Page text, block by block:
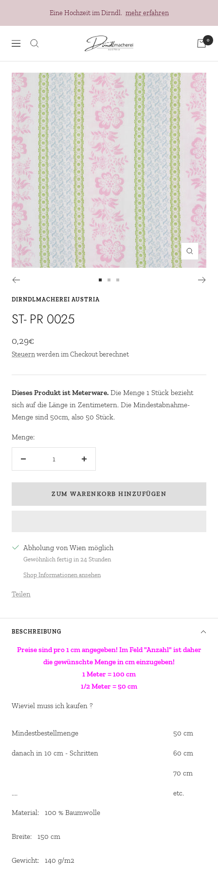
Eine Hochzeit im Dirndl. mehr erfahren
Navigation
Dirndlmacherei
Austria
0
Zoom
Slide
DIRNDLMACHEREI AUSTRIA
ST- PR 0025
Angebotspreis
0,29€
Steuernwerden im Checkout berechnet
Dieses Produkt ist Meterware. Die Menge 1 Stück bezieht
sich auf die Länge in Zentimetern. Die Mindestabnahme-
Menge sind 50cm, also 50 Stück.
Menge:
Menge
ZUM WARENKORB HINZUFÜGEN
Abholung von Wien möglich
Gewöhnlich fertig in 24 Stunden
Shop Informationen ansehen
Teilen
BESCHREIBUNG
Preise sind pro 1 cm angegeben! Im Feld "Anzahl" ist daher
die gewünschte Menge in cm einzugeben!
1 Meter = 100 cm
1/2 Meter = 50 cm
Wieviel muss ich kaufen ?
Mindestbestellmenge 50 cm
danach in 10 cm - Schritten 60 cm
70 cm
.... etc.
Material: 100 % Baumwolle
Breite: 150 cm
Gewicht: 140 g/m2